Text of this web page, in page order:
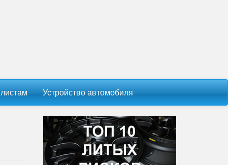
Устройство автомобиля